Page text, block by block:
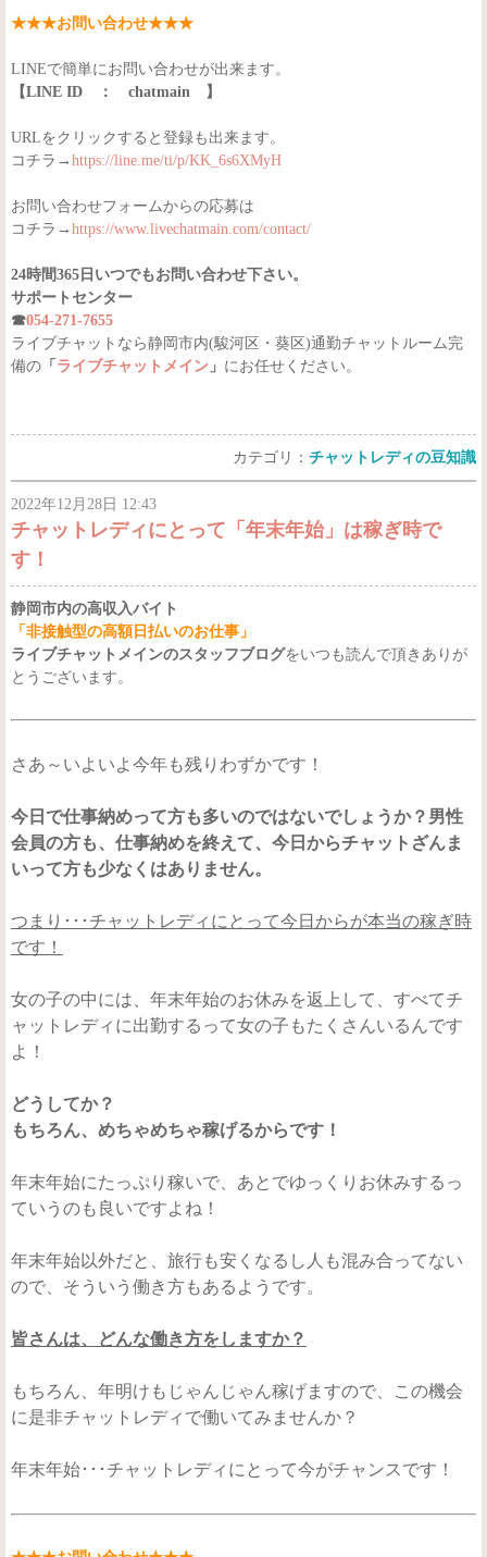
★★★お問い合わせ★★★
LINEで簡単にお問い合わせが出来ます。
【LINE ID ： chatmain 】
URLをクリックすると登録も出来ます。
コチラ→ https://line.me/ti/p/KK_6s6XMyH
お問い合わせフォームからの応募は
コチラ→ https://www.livechatmain.com/contact/
24時間365日いつでもお問い合わせ下さい。
サポートセンター
☎054-271-7655
ライブチャットなら静岡市内(駿河区・葵区)通勤チャットルーム完
備の 「 ライブチャットメイン 」 にお任せください。
カテゴリ： チャットレディの豆知識
2022年12月28日 12:43
チャットレディにとって「年末年始」は稼ぎ時で
す！
静岡市内の高収入バイト
「非接触型の高額日払いのお仕事」
ライブチャットメインのスタッフブログをいつも読んで頂きありが
とうございます。
さあ～いよいよ今年も残りわずかです！
今日で仕事納めって方も多いのではないでしょうか？男性
会員の方も、仕事納めを終えて、今日からチャットざんま
いって方も少なくはありません。
つまり･･･チャットレディにとって今日からが本当の稼ぎ時
です！
女の子の中には、年末年始のお休みを返上して、すべてチ
ャットレディに出勤するって女の子もたくさんいるんです
よ！
どうしてか？
もちろん、めちゃめちゃ稼げるからです！
年末年始にたっぷり稼いで、あとでゆっくりお休みするっ
ていうのも良いですよね！
年末年始以外だと、旅行も安くなるし人も混み合ってない
ので、そういう働き方もあるようです。
皆さんは、どんな働き方をしますか？
もちろん、年明けもじゃんじゃん稼げますので、この機会
に是非チャットレディで働いてみませんか？
年末年始･･･チャットレディにとって今がチャンスです！